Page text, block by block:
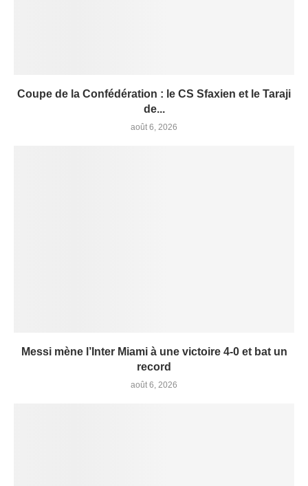
Coupe de la Confédération : le CS Sfaxien et le Taraji
de...
août 6, 2026
Messi mène l’Inter Miami à une victoire 4-0 et bat un
record
août 6, 2026